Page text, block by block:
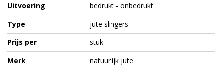
Uitvoering
bedrukt - onbedrukt
Type
jute slingers
Prijs per
stuk
Merk
natuurlijk jute